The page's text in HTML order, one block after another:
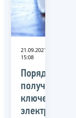
21.09.2021
15:08
Порядок
получения
ключей
электронной